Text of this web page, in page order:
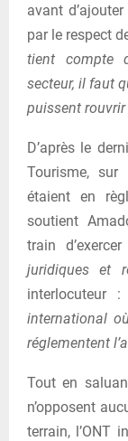
avant
par le respect
tient compte
secteur, il faut
puissent rouvrir
D’après le
Tourisme, sur
étaient en
soutient
train
juridiques et
interlocuteur
international
réglementent
Tout en
n’opposent
terrain, l’ONT